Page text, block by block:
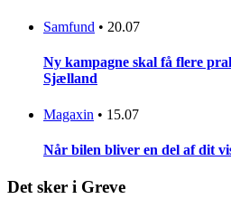
Samfund • 20.07
Ny kampagne skal få flere
Sjælland
Magaxin • 15.07
Når bilen bliver en del af dit
Det sker i Greve